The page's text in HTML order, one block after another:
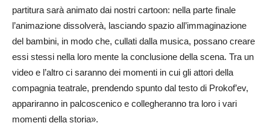
partitura sarà animato dai nostri cartoon: nella parte finale
l’animazione dissolverà, lasciando spazio all’immaginazione
del bambini, in modo che, cullati dalla musica, possano creare
essi stessi nella loro mente la conclusione della scena. Tra un
video e l’altro ci saranno dei momenti in cui gli attori della
compagnia teatrale, prendendo spunto dal testo di Prokof’ev,
appariranno in palcoscenico e collegheranno tra loro i vari
momenti della storia».